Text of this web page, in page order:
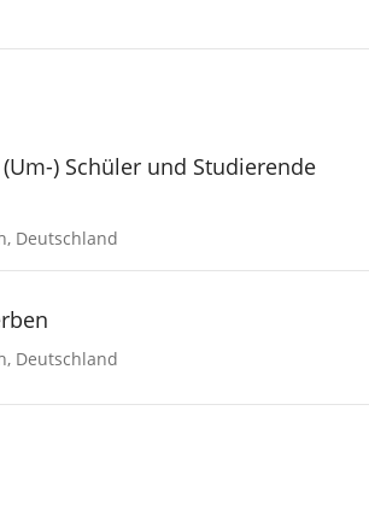
) Schüler und Studierende
Deutschland
Deutschland